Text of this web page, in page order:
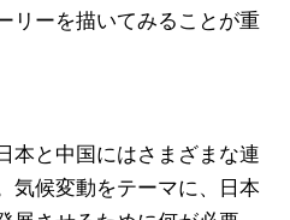
リーを描いてみることが重
本と中国にはさまざまな連
気候変動をテーマに、日本